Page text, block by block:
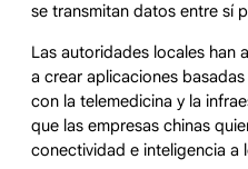
se transmitan datos entre sí
Las autoridades locales han
a crear aplicaciones
con la telemedicina y la
que las empresas chinas
conectividad e inteligencia a